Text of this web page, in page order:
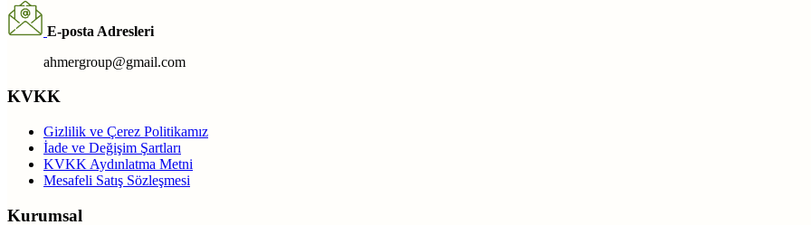
E-posta Adresleri
ahmergroup@gmail.com
KVKK
Gizlilik ve Çerez Politikamız
İade ve Değişim Şartları
KVKK Aydınlatma Metni
Mesafeli Satış Sözleşmesi
Kurumsal